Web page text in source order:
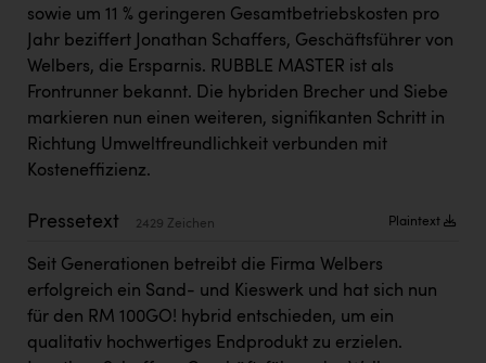
KEBA
KIWI Kinderwunsch Institut Dr. Loimer
KLIPP Frisör
Kleider Bauer
Kremsmüller Anlagenbau GmbH
Maximarkt
Oldtimer Raststationen und Motorhotels
Österreichischer Kachelofenverband
Orlen
sowie um 11 % geringeren Gesamtbetriebskosten pro
Jahr beziffert Jonathan Schaffers, Geschäftsführer von
Welbers, die Ersparnis. RUBBLE MASTER ist als
Frontrunner bekannt. Die hybriden Brecher und Siebe
markieren nun einen weiteren, signifikanten Schritt in
Richtung Umweltfreundlichkeit verbunden mit
Kosteneffizienz.
Pressetext 2429 Zeichen Plaintext
Seit Generationen betreibt die Firma Welbers
erfolgreich ein Sand- und Kieswerk und hat sich nun
für den RM 100GO! hybrid entschieden, um ein
qualitativ hochwertiges Endprodukt zu erzielen.